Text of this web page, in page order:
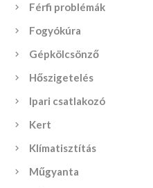
Férfi problémák
Fogyókúra
Gépkölcsönző
Hőszigetelés
Ipari csatlakozó
Kert
Klímatisztítás
Műgyanta